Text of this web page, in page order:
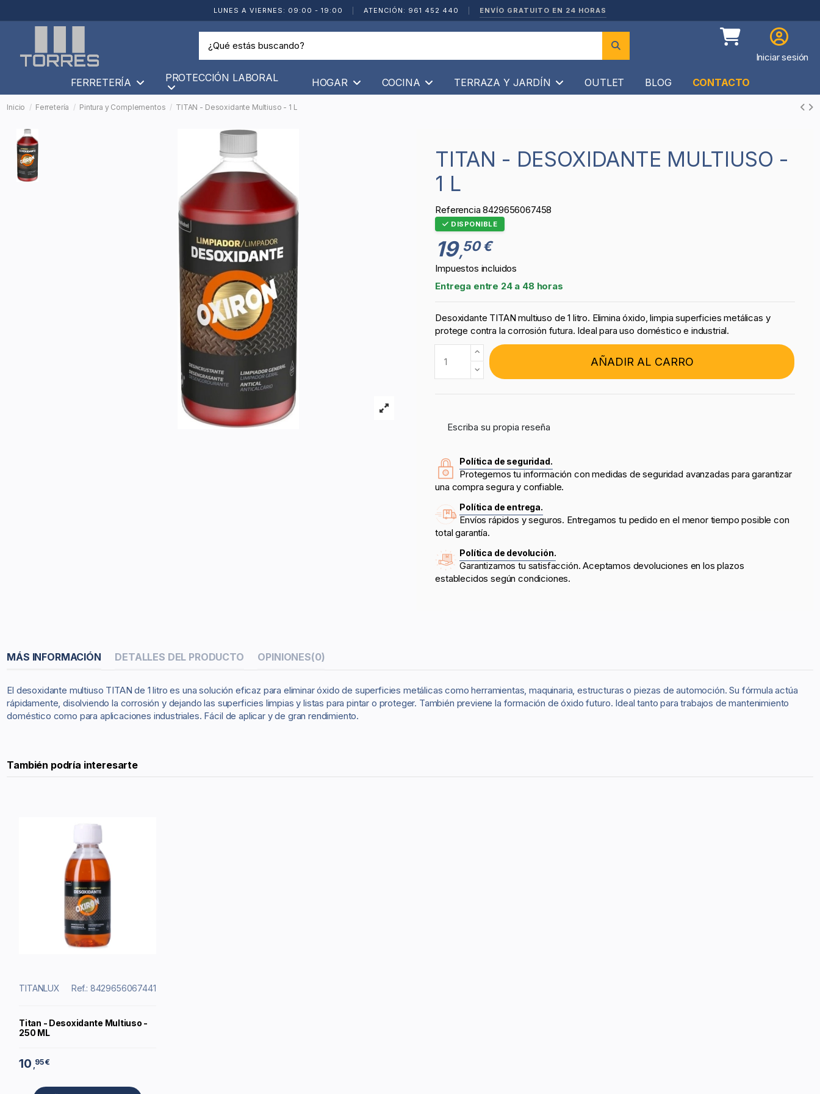
LUNES A VIERNES: 09:00 - 19:00 ATENCIÓN: 961 452 440 ENVÍO GRATUITO EN 24 HORAS
Iniciar sesión
FERRETERÍA PROTECCIÓN LABORAL HOGAR COCINA TERRAZA Y JARDÍN OUTLET BLOG CONTACTO
Inicio Ferretería Pintura y Complementos TITAN - Desoxidante Multiuso - 1 L
TITAN - DESOXIDANTE MULTIUSO -
1 L
Referencia 8429656067458
DISPONIBLE
19,50 €
Impuestos incluidos
Entrega entre 24 a 48 horas
Desoxidante TITAN multiuso de 1 litro. Elimina óxido, limpia superficies metálicas y
protege contra la corrosión futura. Ideal para uso doméstico e industrial.
AÑADIR AL CARRO
Escriba su propia reseña
Política de seguridad.
Protegemos tu información con medidas de seguridad avanzadas para garantizar
una compra segura y confiable.
Política de entrega.
Envíos rápidos y seguros. Entregamos tu pedido en el menor tiempo posible con
total garantía.
Política de devolución.
Garantizamos tu satisfacción. Aceptamos devoluciones en los plazos
establecidos según condiciones.
MÁS INFORMACIÓN DETALLES DEL PRODUCTO OPINIONES(0)
El desoxidante multiuso TITAN de 1 litro es una solución eficaz para eliminar óxido de superficies metálicas como herramientas, maquinaria, estructuras o piezas de automoción. Su fórmula actúa
rápidamente, disolviendo la corrosión y dejando las superficies limpias y listas para pintar o proteger. También previene la formación de óxido futuro. Ideal tanto para trabajos de mantenimiento
doméstico como para aplicaciones industriales. Fácil de aplicar y de gran rendimiento.
También podría interesarte
TITANLUX Ref.: 8429656067441
Titan - Desoxidante Multiuso -
250 ML
10 95 €